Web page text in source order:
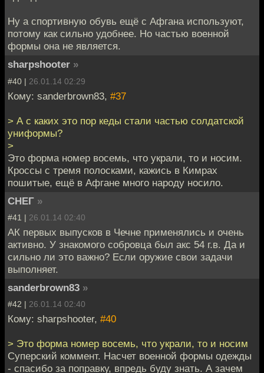
Ну а спортивную обувь ещё с Афгана используют,
потому как сильно удобнее. Но частью военной
формы она не является.
sharpshooter »
#40 | 26.01.14 02:29
Кому: sanderbrown83, #37
> А с каких это пор кеды стали частью солдатской
униформы?
>
Это форма номер восемь, что украли, то и носим.
Кроссы с тремя полосками, кажись в Кимрах
пошитые, ещё в Афгане много народу носило.
СНЕГ »
#41 | 26.01.14 02:40
АК первых выпусков в Чечне применялись и очень
активно. У знакомого собровца был акс 54 г.в. Да и
сильно ли это важно? Если оружие свои задачи
выполняет.
sanderbrown83 »
#42 | 26.01.14 02:40
Кому: sharpshooter, #40
> Это форма номер восемь, что украли, то и носим
Суперский коммент. Насчет военной формы одежды
- спасибо за поправку, впредь буду знать. А зачем